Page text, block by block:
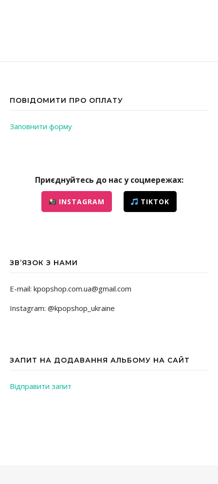
ПОВІДОМИТИ ПРО ОПЛАТУ
Заповнити форму
Приєднуйтесь до нас у соцмережах:
INSTAGRAM TIKTOK
ЗВ’ЯЗОК З НАМИ
E-mail: kpopshop.com.ua@gmail.com
Instagram: @kpopshop_ukraine
ЗАПИТ НА ДОДАВАННЯ АЛЬБОМУ НА САЙТ
Відправити запит